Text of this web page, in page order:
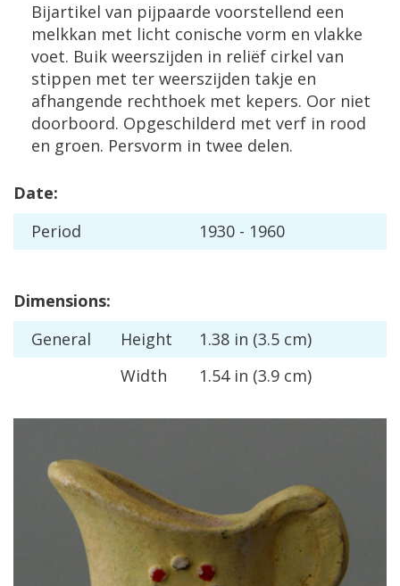
Bijartikel van pijpaarde voorstellend een
melkkan met licht conische vorm en vlakke
voet. Buik weerszijden in reliëf cirkel van
stippen met ter weerszijden takje en
afhangende rechthoek met kepers. Oor niet
doorboord. Opgeschilderd met verf in rood
en groen. Persvorm in twee delen.
Date:
Period
1930 - 1960
Dimensions:
General
Height 1.38 in (3.5 cm)
Width
1.54 in (3.9 cm)